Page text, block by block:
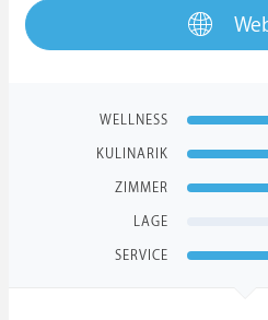
WELLNESS
KULINARIK
ZIMMER
LAGE
SERVICE